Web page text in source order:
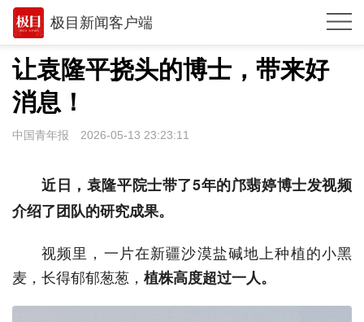
极目新闻客户端
推荐
观点
时政
武汉
环球
让袁隆平挠头的博士，带来好
消息！
中国青年报 2026-05-13 23:23:11
近日，袁隆平院士带了5年的邝翡婷博士发视频
介绍了团队的研究成果。
视频里，一片在新疆沙漠盐碱地上种植的小黑
麦，长得郁郁葱葱， 植株高度超过一人。